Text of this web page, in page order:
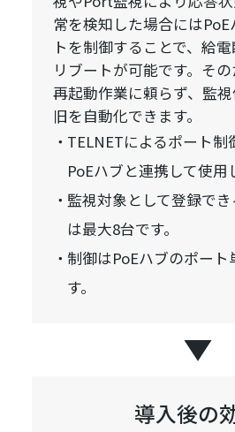
常を検知した場合には
トを制御することで、給
リブートが可能です。そ
再起動作業に頼らず、監
旧を自動化できます。
TELNETによるポート制
PoEハブと連携して使用
監視対象として登録で
は最大8台です。
制御はPoEハブのポート
す。
導入後の